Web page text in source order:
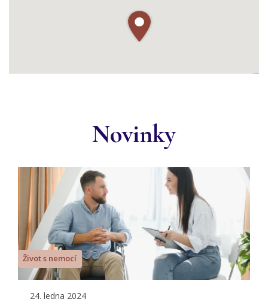
Novinky
Život s nemocí
24. ledna 2024